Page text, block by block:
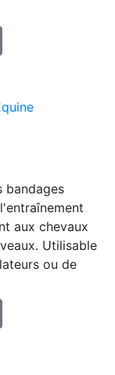
bandages
aux chevaux
Utilisable
ou de